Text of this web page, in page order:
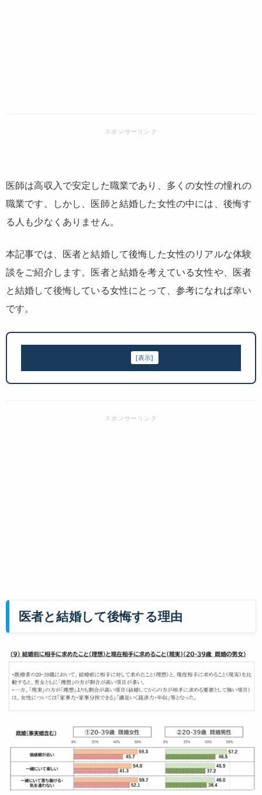
医師は高収入で安定した職業であり、多くの女性の憧れの
職業です。しかし、医師と結婚した女性の中には、後悔す
る人も少なくありません。
本記事では、医者と結婚して後悔した女性のリアルな体験
談をご紹介します。医者と結婚を考えている女性や、医者
と結婚して後悔している女性にとって、参考になれば幸い
です。
[表示]
医者と結婚して後悔する理由